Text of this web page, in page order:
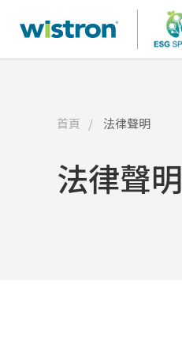
首頁 法律聲明
法律聲明